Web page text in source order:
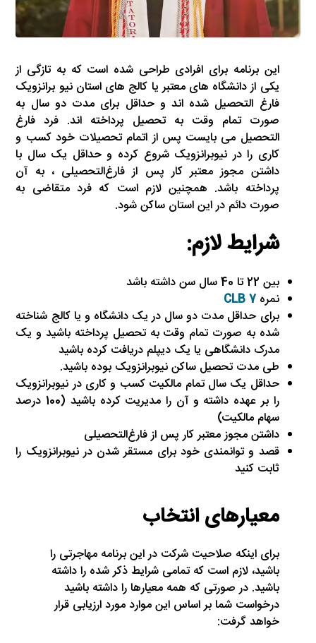
این برنامه برای افرادی طراحی شده است که به تازگی از
یکی از دانشگاه های معتبر یا کالج های استان نیو برانزویک
فارغ التحصیل شده اند و حداقل برای مدت دو سال به
صورت تمام وقت به تحصیل پرداخته اند. فرد فارغ
التحصیل می بایست پس از اتمام تحصیلات خود کسب و
کاری را در نیوبرانزویک شروع کرده و حداقل یک سال با
داشتن مجوز معتبر کار پس از فارغ‌التحصیلی ، به آن
پرداخته باشد. همچنین لازم است که فرد متقاضی به
صورت دائم در این استان ساکن شود.
شرایط لازم:
بین 22 تا 40 سال سن داشته باشد
نمره7 CLB
برای حداقل مدت دو سال در یک دانشگاه و یا کالج شناخته
شده به صورت تمام وقت به تحصیل پرداخته باشید و یک
مدرک دانشگاهی یا یک دیپلم دریافت کرده باشید
طی مدت تحصیل ساکن نیوبرانزویک بوده باشید.
حداقل یک سال تمام مالکیت کسب و کاری در نیوبرانزویک
را بر عهده داشته و آن را مدیریت کرده باشید (100 درصد
سهام مالکیت)
داشتن مجوز معتبر کار پس از فارغ‌التحصیلی
قصد و توانمندی خود برای مستقر شدن در نیوبرانزویک را
ثابت کنید
معیارهای انتخاب
برای اینکه صلاحیت شرکت در این برنامه مهاجرتی را
باشید، لازم است که تمامی شرایط ذکر شده را داشته
باشید. در صورتی که همه معیارها را داشته باشید
درخواست شما بر اساس این موارد مورد ارزیابی قرار
خواهد گرفت: